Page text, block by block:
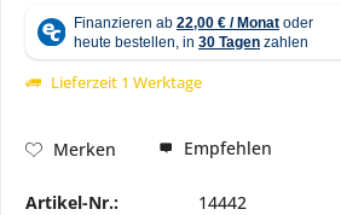
Lieferzeit 1 Werktage
Merken Empfehlen
Artikel-Nr.:
14442